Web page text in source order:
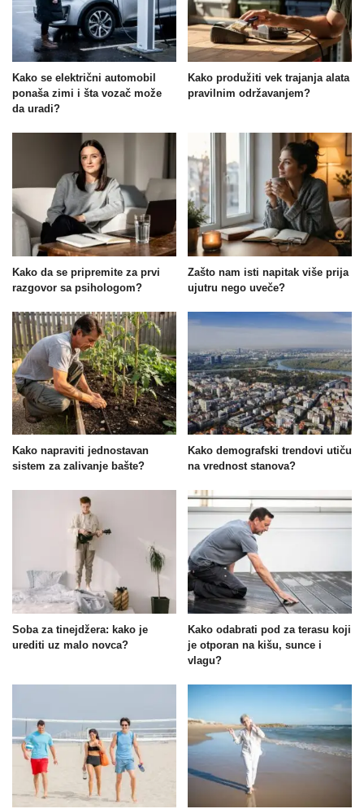
Kako se električni automobil
ponaša zimi i šta vozač može
da uradi?
Kako produžiti vek trajanja alata
pravilnim održavanjem?
Kako da se pripremite za prvi
razgovor sa psihologom?
Zašto nam isti napitak više prija
ujutru nego uveče?
Kako napraviti jednostavan
sistem za zalivanje bašte?
Kako demografski trendovi utiču
na vrednost stanova?
Soba za tinejdžera: kako je
urediti uz malo novca?
Kako odabrati pod za terasu koji
je otporan na kišu, sunce i
vlagu?